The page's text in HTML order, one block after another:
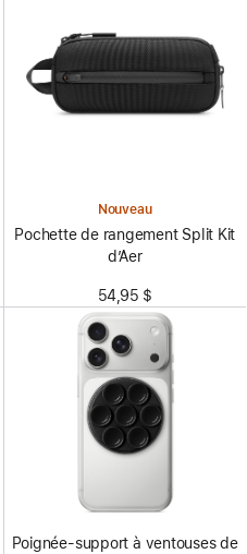
Nouveau
Pochette de rangement Split Kit
d’Aer
54,95 $
Poignée-support à ventouses de